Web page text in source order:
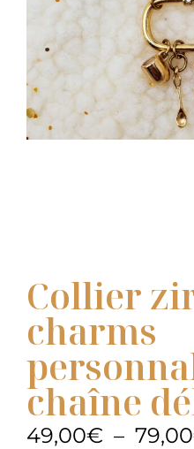
Collier
charms
chaîne
49,00€ – 79,00